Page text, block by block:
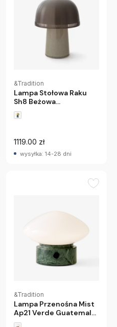
&Tradition
Lampa Stołowa Raku
Sh8 Beżowa
Andtradition
1119.00 zł
wysyłka: 14-28 dni
&Tradition
Lampa Przenośna Mist
Ap21 Verde Guatemala
Andtradition